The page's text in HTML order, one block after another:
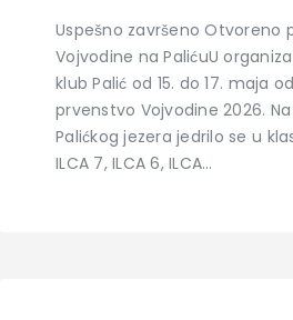
Uspešno završeno Otvoreno
Vojvodine na PalićuU
klub Palić od 15. do 17. maja
prvenstvo Vojvodine 2026.
Palićkog jezera jedrilo se u
ILCA 7, ILCA 6, ILCA…